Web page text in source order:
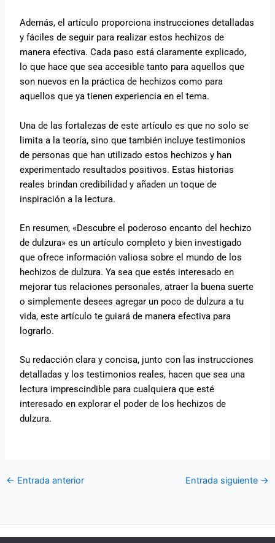
Además, el artículo proporciona instrucciones detalladas
y fáciles de seguir para realizar estos hechizos de
manera efectiva. Cada paso está claramente explicado,
lo que hace que sea accesible tanto para aquellos que
son nuevos en la práctica de hechizos como para
aquellos que ya tienen experiencia en el tema.
Una de las fortalezas de este artículo es que no solo se
limita a la teoría, sino que también incluye testimonios
de personas que han utilizado estos hechizos y han
experimentado resultados positivos. Estas historias
reales brindan credibilidad y añaden un toque de
inspiración a la lectura.
En resumen, «Descubre el poderoso encanto del hechizo
de dulzura» es un artículo completo y bien investigado
que ofrece información valiosa sobre el mundo de los
hechizos de dulzura. Ya sea que estés interesado en
mejorar tus relaciones personales, atraer la buena suerte
o simplemente desees agregar un poco de dulzura a tu
vida, este artículo te guiará de manera efectiva para
lograrlo.
Su redacción clara y concisa, junto con las instrucciones
detalladas y los testimonios reales, hacen que sea una
lectura imprescindible para cualquiera que esté
interesado en explorar el poder de los hechizos de
dulzura.
← Entrada anterior Entrada siguiente →